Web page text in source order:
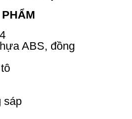
ABS, đồng
sáp